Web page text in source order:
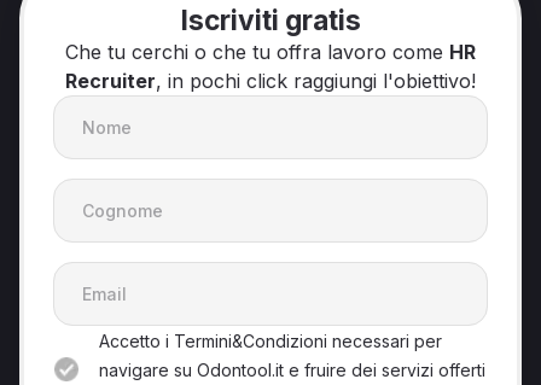
Iscriviti gratis
Che tu cerchi o che tu offra lavoro come HR
Recruiter, in pochi click raggiungi l'obiettivo!
Accetto i Termini&Condizioni necessari per
navigare su Odontool.it e fruire dei servizi offerti